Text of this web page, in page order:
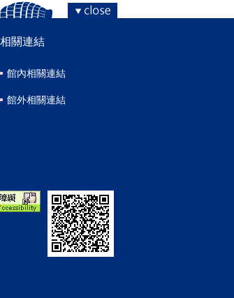
相關連結
館內相關連結
館外相關連結